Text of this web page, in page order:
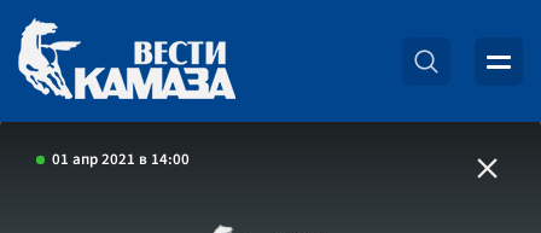
01 апр 2021 в 14:00